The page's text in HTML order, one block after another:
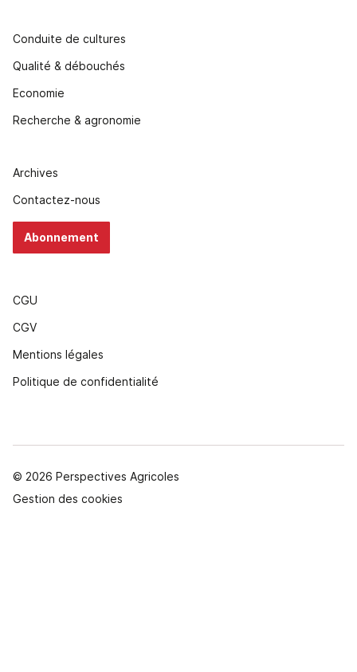
Conduite de cultures
Qualité & débouchés
Economie
Recherche & agronomie
Archives
Contactez-nous
Abonnement
CGU
CGV
Mentions légales
Politique de confidentialité
© 2026 Perspectives Agricoles
Gestion des cookies